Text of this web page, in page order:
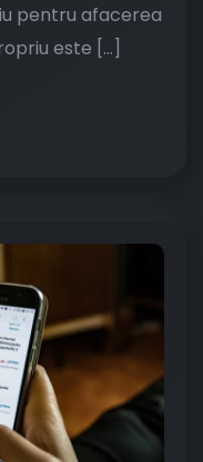
pentru afacerea
este […]